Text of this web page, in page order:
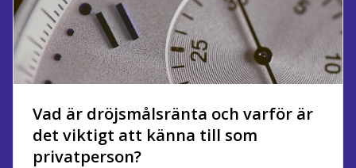
Vad är dröjsmålsränta och varför är
det viktigt att känna till som
privatperson?